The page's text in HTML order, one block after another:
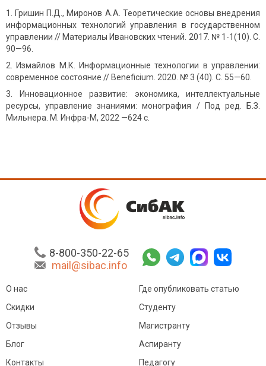
Гришин П.Д., Миронов А.А. Теоретические основы внедрения
информационных технологий управления в государственном
управлении // Материалы Ивановских чтений. 2017. № 1-1(10). С.
90—96.
Измайлов М.К. Информационные технологии в управлении:
современное состояние // Beneficium. 2020. № 3 (40). С. 55—60.
Инновационное развитие: экономика, интеллектуальные
ресурсы, управление знаниями: монография / Под ред. Б.З.
Мильнера. М. Инфра-М, 2022 —624 с.
8-800-350-22-65
mail@sibac.info
О нас
Скидки
Отзывы
Блог
Контакты
Где опубликовать статью
Студенту
Магистранту
Аспиранту
Педагогу